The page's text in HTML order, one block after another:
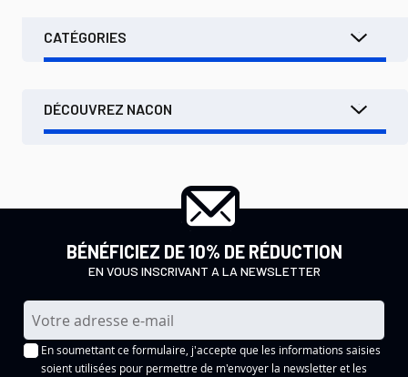
CATÉGORIES
DÉCOUVREZ NACON
BÉNÉFICIEZ DE 10% DE RÉDUCTION
EN VOUS INSCRIVANT A LA NEWSLETTER
I
n
s
En soumettant ce formulaire, j'accepte que les informations saisies
soient utilisées pour permettre de m'envoyer la newsletter et les